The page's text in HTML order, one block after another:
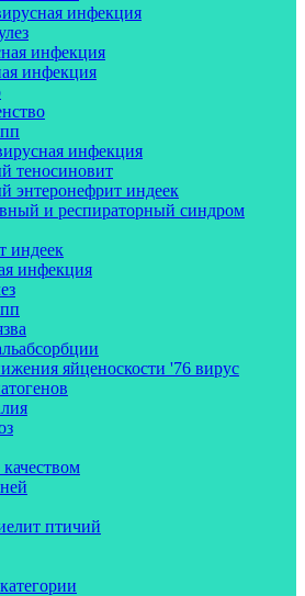
инфекция
инфекция
инфекция
инфекция
теносиновит
энтеронефрит индеек
и респираторный синдром
индеек
инфекция
яйценоскости '76 вирус
птичий